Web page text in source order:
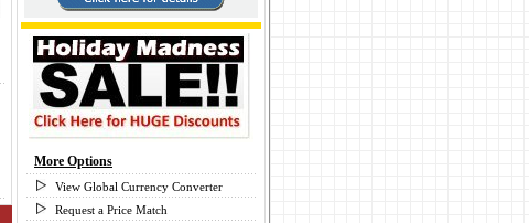
More Options
View Global Currency Converter
Request a Price Match